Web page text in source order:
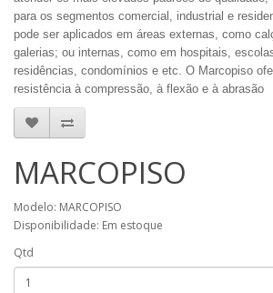
para os segmentos comercial, industrial e
pode ser aplicados em áreas externas, como
galerias; ou internas, como em hospitais,
residências, condomínios e etc. O Marcopiso
resistência à compressão, à flexão e à abrasão
MARCOPISO
Modelo: MARCOPISO
Disponibilidade: Em estoque
Qtd